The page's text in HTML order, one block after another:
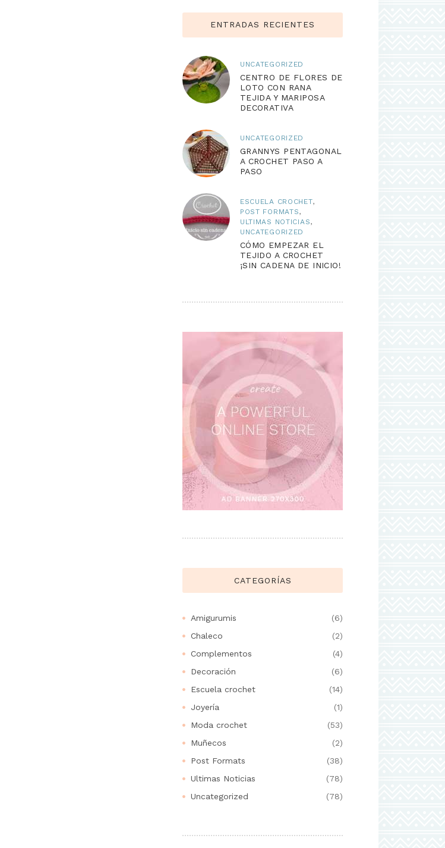
ENTRADAS RECIENTES
UNCATEGORIZED
CENTRO DE FLORES DE
LOTO CON RANA
TEJIDA Y MARIPOSA
DECORATIVA
UNCATEGORIZED
GRANNYS PENTAGONAL
A CROCHET PASO A
PASO
ESCUELA CROCHET,
POST FORMATS,
ULTIMAS NOTICIAS,
UNCATEGORIZED
CÓMO EMPEZAR EL
TEJIDO A CROCHET
¡SIN CADENA DE INICIO!
CATEGORÍAS
Amigurumis
(6)
Chaleco
(2)
Complementos
(4)
Decoración
(6)
Escuela crochet
(14)
Joyería
(1)
Moda crochet
(53)
Muñecos
(2)
Post Formats
(38)
Ultimas Noticias
(78)
Uncategorized
(78)